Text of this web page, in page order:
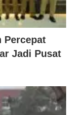
Percepat
Jadi Pusat